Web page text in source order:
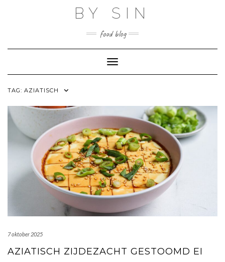
BY SIN
food blog
Toggle Navigation
TAG: AZIATISCH
7 oktober 2025
AZIATISCH ZIJDEZACHT GESTOOMD EI